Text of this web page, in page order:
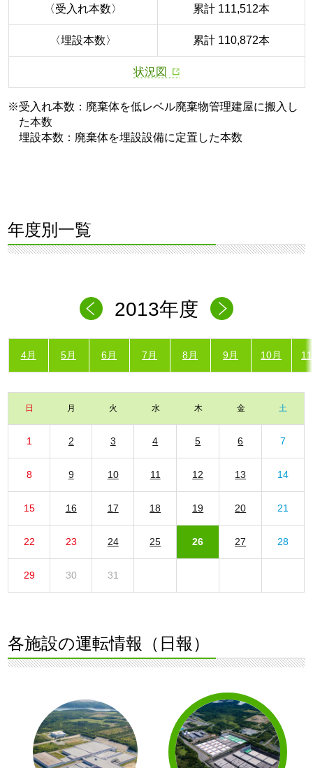
〈受入れ本数〉 累計 111,512本
〈埋設本数〉 累計 110,872本
状況図
※受入れ本数：廃棄体を低レベル廃棄物管理建屋に搬入し
た本数
埋設本数：廃棄体を埋設設備に定置した本数
年度別一覧
2013年度
4月 5月 6月 7月 8月 9月 10月
日 月 火 水 木 金 土
1 2 3 4 5 6 7
8 9 10 11 12 13 14
15 16 17 18 19 20 21
22 23 24 25 26 27 28
29 30 31
各施設の運転情報（日報）